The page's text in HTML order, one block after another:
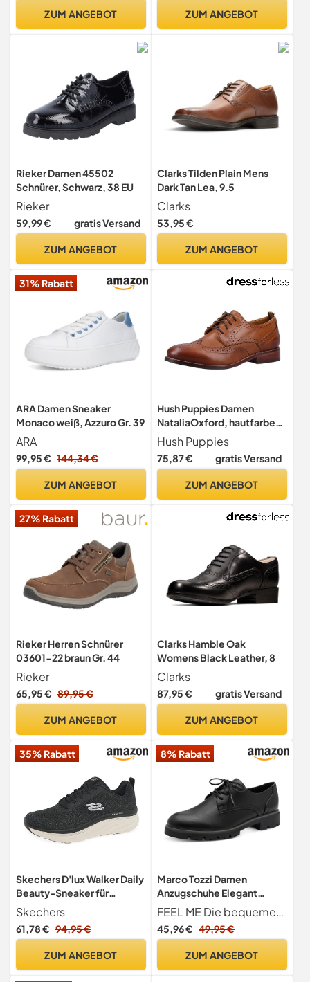
ZUM ANGEBOT
45 EU
ZUM ANGEBOT
Rieker Damen 45502
Schnürer, Schwarz, 38 EU
Rieker
59,99 € gratis Versand
ZUM ANGEBOT
Clarks Tilden Plain Mens
Dark Tan Lea, 9.5
Clarks
53,95 €
ZUM ANGEBOT
31% Rabatt
ARA Damen Sneaker
Monaco weiß, Azzuro Gr. 39
ARA
99,95 € 144,34 €
ZUM ANGEBOT
Hush Puppies Damen
NataliaOxford, hautfarben,
39 EU
Hush Puppies
75,87 € gratis Versand
ZUM ANGEBOT
27% Rabatt
Rieker Herren Schnürer
03601-22 braun Gr. 44
Rieker
65,95 € 89,95 €
ZUM ANGEBOT
Clarks Hamble Oak
Womens Black Leather, 8
Clarks
87,95 € gratis Versand
ZUM ANGEBOT
35% Rabatt
Skechers D'lux Walker Daily
Beauty-Sneaker für
Damen, Schwarzer Strick,
weißer Rand, 41 EU
Skechers
61,78 € 94,95 €
ZUM ANGEBOT
8% Rabatt
Marco Tozzi Damen
Anzugschuhe Elegant
Vegan, Schwarz (Black Uni),
39 EU
FEEL ME Die bequemen Anzugschuhe verfügen über die softig weiche Feel me Sohle. Ihre Technologie sorgt für einen optimalen Tragekomfort und das Gefühl, wie auf Wolken zu laufen.
45,96 € 49,95 €
ZUM ANGEBOT